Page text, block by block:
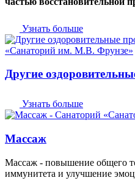
Узнать больше
Другие
Узнать больше
Массаж
Массаж - повышение общего
иммунитета и улучшение